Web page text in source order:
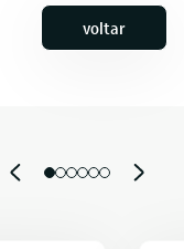
voltar